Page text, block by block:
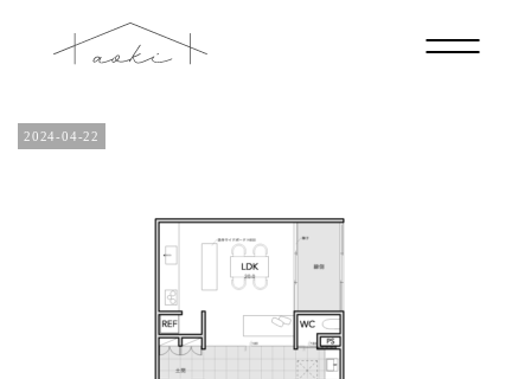
2024-04-22